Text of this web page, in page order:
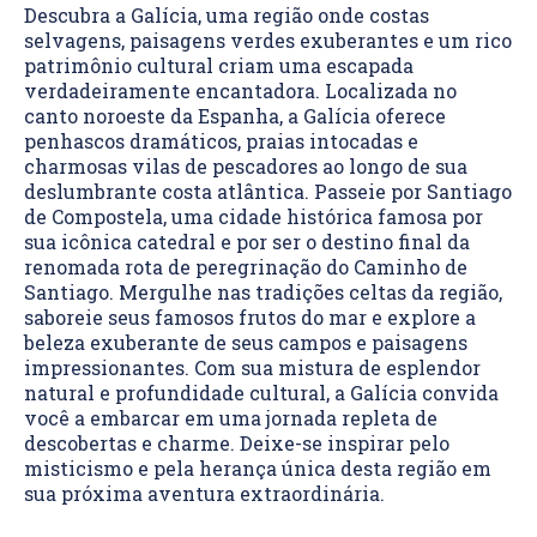
Descubra a Galícia, uma região onde costas
selvagens, paisagens verdes exuberantes e um rico
patrimônio cultural criam uma escapada
verdadeiramente encantadora. Localizada no
canto noroeste da Espanha, a Galícia oferece
penhascos dramáticos, praias intocadas e
charmosas vilas de pescadores ao longo de sua
deslumbrante costa atlântica. Passeie por Santiago
de Compostela, uma cidade histórica famosa por
sua icônica catedral e por ser o destino final da
renomada rota de peregrinação do Caminho de
Santiago. Mergulhe nas tradições celtas da região,
saboreie seus famosos frutos do mar e explore a
beleza exuberante de seus campos e paisagens
impressionantes. Com sua mistura de esplendor
natural e profundidade cultural, a Galícia convida
você a embarcar em uma jornada repleta de
descobertas e charme. Deixe-se inspirar pelo
misticismo e pela herança única desta região em
sua próxima aventura extraordinária.